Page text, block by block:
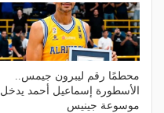
محطمًا رقم ليبرون جيمس..
الأسطورة إسماعيل أحمد يدخل
موسوعة جينيس